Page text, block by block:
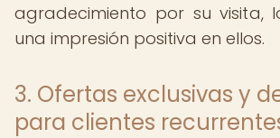
agradecimiento por su visita,
una impresión positiva en ellos.
3. Ofertas exclusivas y
para clientes